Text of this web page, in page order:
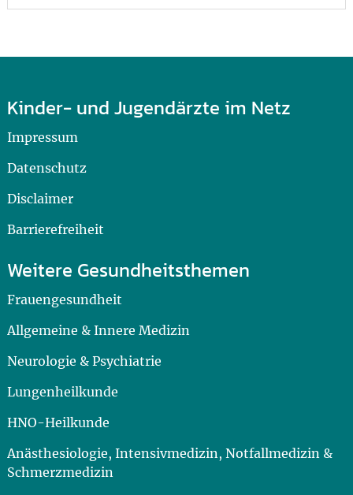
Kinder- und Jugendärzte im Netz
Impressum
Datenschutz
Disclaimer
Barrierefreiheit
Weitere Gesundheitsthemen
Frauengesundheit
Allgemeine & Innere Medizin
Neurologie & Psychiatrie
Lungenheilkunde
HNO-Heilkunde
Anästhesiologie, Intensivmedizin, Notfallmedizin &
Schmerzmedizin